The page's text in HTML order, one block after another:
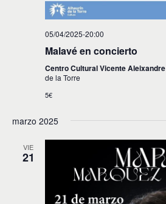
05/04/2025-20:00
Malavé en concierto
Centro Cultural Vicente Aleixandre
de la Torre
5€
marzo 2025
VIE
21